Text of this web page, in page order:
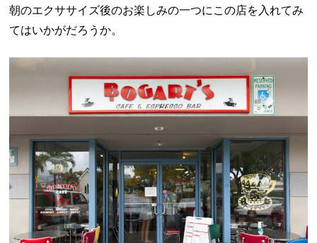
朝のエクササイズ後のお楽しみの一つにこの店を入れてみ
てはいかがだろうか。